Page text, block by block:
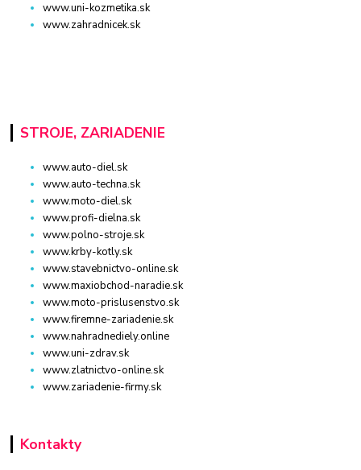
www.uni-kozmetika.sk
www.zahradnicek.sk
STROJE, ZARIADENIE
www.auto-diel.sk
www.auto-techna.sk
www.moto-diel.sk
www.profi-dielna.sk
www.polno-stroje.sk
www.krby-kotly.sk
www.stavebnictvo-online.sk
www.maxiobchod-naradie.sk
www.moto-prislusenstvo.sk
www.firemne-zariadenie.sk
www.nahradnediely.online
www.uni-zdrav.sk
www.zlatnictvo-online.sk
www.zariadenie-firmy.sk
Kontakty